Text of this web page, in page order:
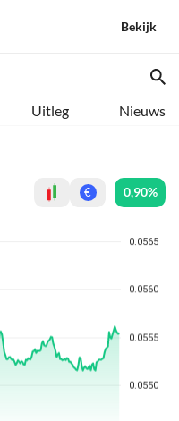
Bekijk
Uitleg Nieuws
€ 0,90%